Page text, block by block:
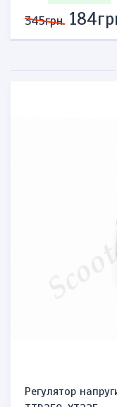
345грн.
Регулятор